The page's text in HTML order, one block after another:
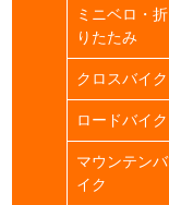
ミニベロ・折
りたたみ
クロスバイク
ロードバイク
マウンテンバ
イク